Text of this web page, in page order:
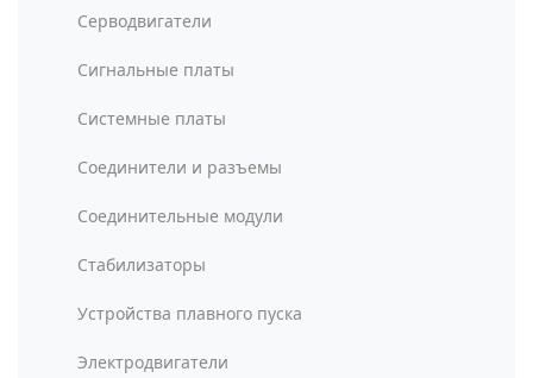
Серводвигатели
Сигнальные платы
Системные платы
Соединители и разъемы
Соединительные модули
Стабилизаторы
Устройства плавного пуска
Электродвигатели